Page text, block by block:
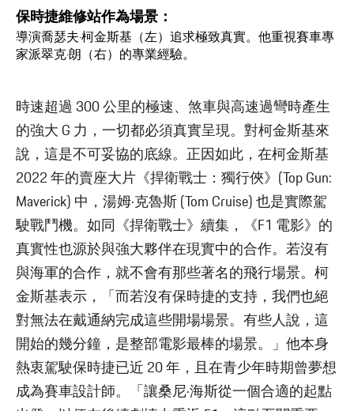
保時捷維修站作為場景：
導演喬瑟夫·柯金斯基（左）追求極致真實。他重視賽車專
家派翠克·朗（右）的專業經驗。
時速超過 300 公里的極速、煞車與高速過彎時產生
的強大 G 力，一切都必須真實呈現。對柯金斯基來
說，這是不可妥協的底線。正因如此，在柯金斯基
2022 年的賣座大片《捍衛戰士：獨行俠》(Top Gun:
Maverick) 中，湯姆·克魯斯 (Tom Cruise) 也是實際駕
駛戰鬥機。如同《捍衛戰士》續集，《F1 電影》的
真實性也源於與強大夥伴在現實中的合作。若沒有
與海軍的合作，就不會有那些著名的飛行場景。柯
金斯基表示，「而若沒有保時捷的支持，我們也絕
對無法在戴通納完成這些開場場景。有些人說，這
開始的幾分鐘，是整部電影最棒的場景。」他本身
熱衷駕駛保時捷已近 20 年，且在青少年時期曾夢想
成為賽車設計師。「讓桑尼·海斯從一個合適的起點